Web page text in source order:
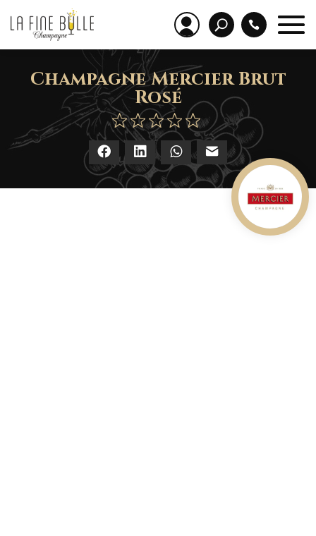
Champagne Mercier Brut
Rosé
Facebook LinkedIn WhatsApp E-mail